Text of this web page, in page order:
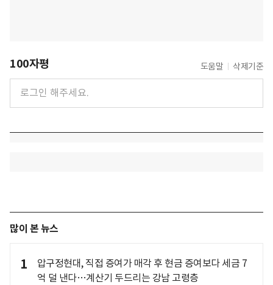
100자평 도움말 삭제기준
많이 본 뉴스
1
압구정현대, 직접 증여가 매각 후 현금 증여보다 세금 7
억 덜 낸다…계산기 두드리는 강남 고령층